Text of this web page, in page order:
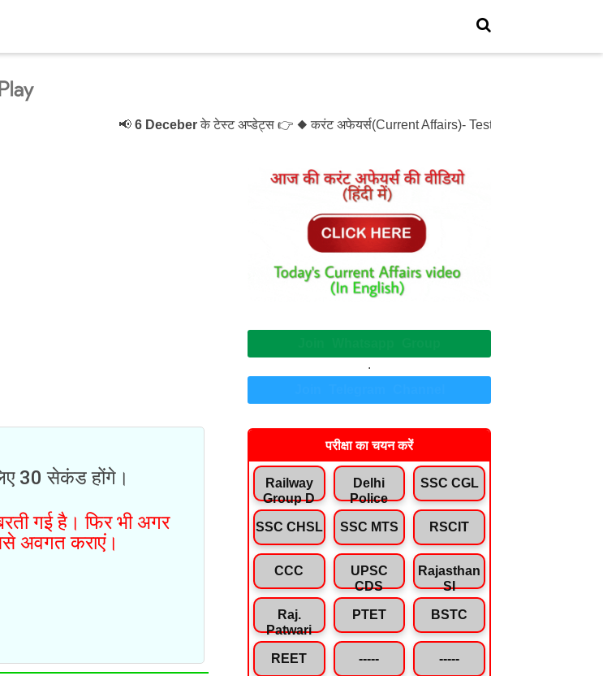
6 Deceberके टेस्ट अप्डेट्स 👉 ◆ करंट अफेयर्स(Current Affairs)- Test- 1214 ◆
30 सेकंड होंगे।
गई है। फिर भी अगर
अवगत कराएं।
.
परीक्षा का चयन करें
Railway
Group D
Delhi
Police
SSC CGL
SSC CHSL SSC MTS RSCIT
CCC
UPSC
CDS
Rajasthan
SI
Raj.
Patwari
PTET BSTC
REET ----- -----